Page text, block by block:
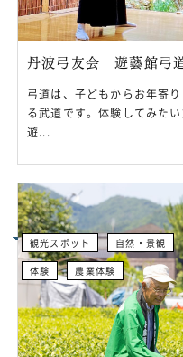
丹波弓友会 遊藝館弓
弓道は、子どもからお年寄
る武道です。体験してみた
遊...
観光スポット 自然・景観
体験 農業体験